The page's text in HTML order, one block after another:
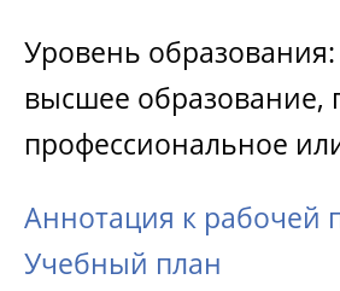
Уровень
высшее
профессиональное
Аннотация к рабочей
Учебный план